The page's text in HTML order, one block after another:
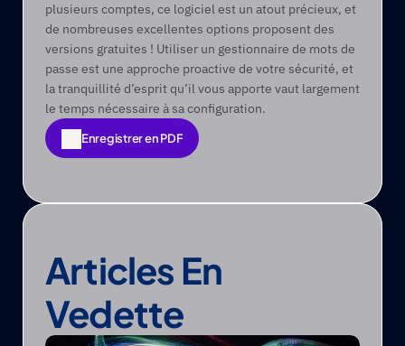
plusieurs comptes, ce logiciel est un atout précieux, et
de nombreuses excellentes options proposent des
versions gratuites ! Utiliser un gestionnaire de mots de
passe est une approche proactive de votre sécurité, et
la tranquillité d’esprit qu’il vous apporte vaut largement
le temps nécessaire à sa configuration.
Enregistrer en PDF
Enregistrer en PDF
Articles En
Vedette